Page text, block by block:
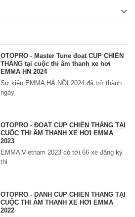
OTOPRO - Master Tune đoạt CUP CHIẾN
THẮNG tại cuộc thi âm thanh xe hơi
EMMA HN 2024
Sự kiện EMMA HÀ NỘI 2024 đã trở thành
ngày
OTOPRO - ĐOẠT CUP CHIẾN THẮNG TẠI
CUỘC THI ÂM THANH XE HƠI EMMA
2023
EMMA Vietnam 2023 có tới 66 xe đăng ký
thi
OTOPRO - DÀNH CUP CHIẾN THẮNG TẠI
CUỘC THI ÂM THANH XE HƠI EMMA
2022